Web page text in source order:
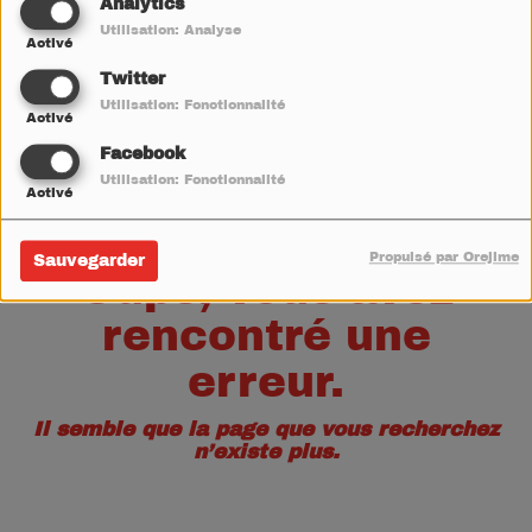
Analytics
Activé
Utilisation: Analyse
Twitter
Activé
Utilisation: Fonctionnalité
Facebook
Activé
Utilisation: Fonctionnalité
Sauvegarder Propulsé par Orejime
Oups, vous avez
rencontré une
erreur.
Il semble que la page que vous recherchez
n’existe plus.